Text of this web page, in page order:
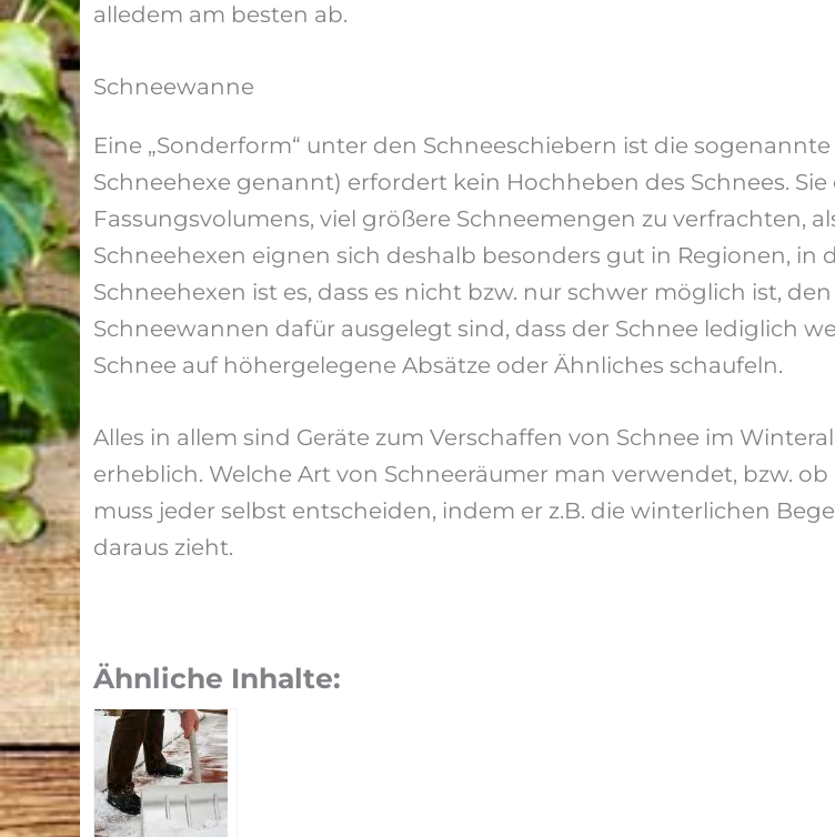
alledem am besten ab.
Schneewanne
Eine „Sonderform“ unter den Schneeschiebern ist die
Schneehexe genannt) erfordert kein Hochheben des Schnees.
Fassungsvolumens, viel größere Schneemengen zu verfrachten,
Schneehexen eignen sich deshalb besonders gut in Regionen, in
Schneehexen ist es, dass es nicht bzw. nur schwer möglich ist,
Schneewannen dafür ausgelegt sind, dass der Schnee lediglich
Schnee auf höhergelegene Absätze oder Ähnliches schaufeln.
Alles in allem sind Geräte zum Verschaffen von Schnee im
erheblich. Welche Art von Schneeräumer man verwendet, bzw.
muss jeder selbst entscheiden, indem er z.B. die winterlichen
daraus zieht.
Ähnliche Inhalte: